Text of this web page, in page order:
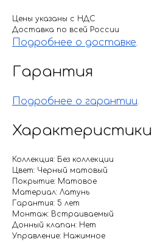
Цены указаны с НДС
Доставка по всей России
Подробнее о доставке.
Гарантия
Подробнее о гарантии.
Характеристики
Коллекция: Без коллекции
Цвет: Черный матовый
Покрытие: Матовое
Материал: Латунь
Гарантия: 5 лет
Монтаж: Встраиваемый
Донный клапан: Нет
Управление: Нажимное